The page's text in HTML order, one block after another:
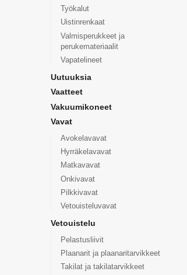
Työkalut
Uistinrenkaat
Valmisperukkeet ja
perukemateriaalit
Vapatelineet
Uutuuksia
Vaatteet
Vakuumikoneet
Vavat
Avokelavavat
Hyrräkelavavat
Matkavavat
Onkivavat
Pilkkivavat
Vetouisteluvavat
Vetouistelu
Pelastusliivit
Plaanarit ja plaanaritarvikkeet
Takilat ja takilatarvikkeet